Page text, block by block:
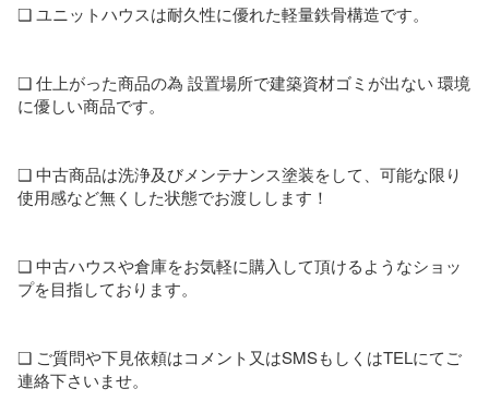
❑ ユニットハウスは耐久性に優れた軽量鉄骨構造です。
❑ 仕上がった商品の為 設置場所で建築資材ゴミが出ない 環境
に優しい商品です。
❑ 中古商品は洗浄及びメンテナンス塗装をして、可能な限り
使用感など無くした状態でお渡しします！
❑ 中古ハウスや倉庫をお気軽に購入して頂けるようなショッ
プを目指しております。
❑ ご質問や下見依頼はコメント又はSMSもしくはTELにてご
連絡下さいませ。